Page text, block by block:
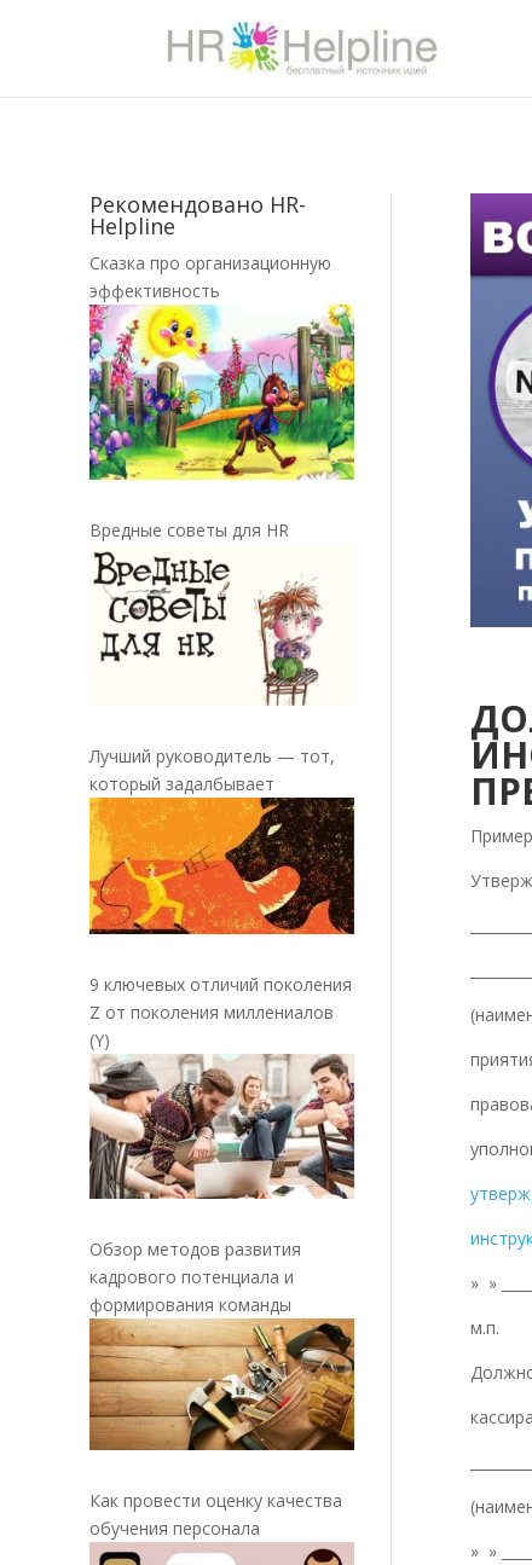
Рекомендовано HR-
Helpline
Сказка про организационную
эффективность
Вредные советы для HR
Лучший руководитель — тот,
который задалбывает
9 ключевых отличий поколения
Z от поколения миллениалов
(Y)
Обзор методов развития
кадрового потенциала и
формирования команды
Как провести оценку качества
обучения персонала
» »
м.п.
кассира
» »